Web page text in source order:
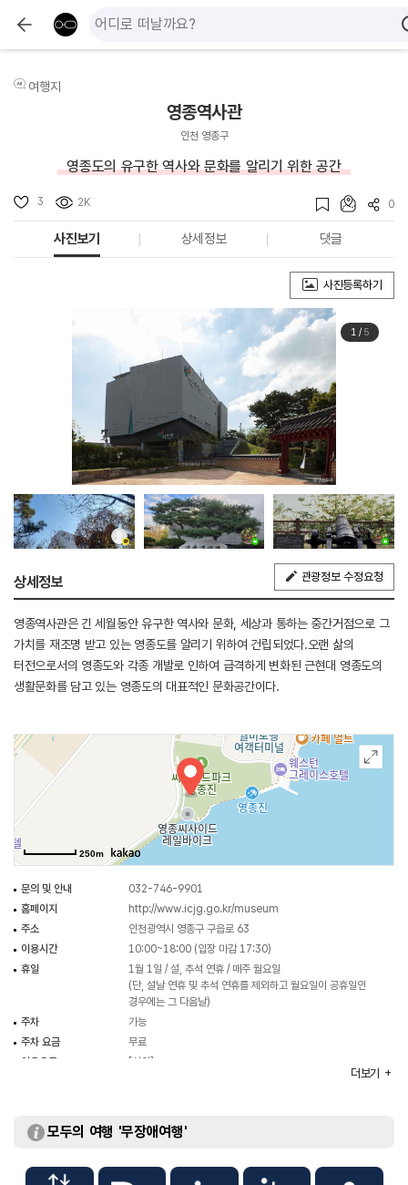
여행지
영종역사관
인천 영종구
영종도의 유구한 역사와 문화를 알리기 위한 공간
3 2K 0
사진보기 상세정보 댓글
사진등록하기
1/ 5
상세정보 관광정보 수정요청
영종역사관은 긴 세월동안 유구한 역사와 문화, 세상과 통하는 중간거점으로 그
가치를 재조명 받고 있는 영종도를 알리기 위하여 건립되었다.오랜 삶의
터전으로서의 영종도와 각종 개발로 인하여 급격하게 변화된 근현대 영종도의
생활문화를 담고 있는 영종도의 대표적인 문화공간이다.
250m
문의 및 안내
032-746-9901
홈페이지
http://www.icjg.go.kr/museum
주소
인천광역시 영종구 구읍로 63
이용시간
10:00~18:00 (입장 마감 17:30)
휴일
1월 1일 / 설, 추석 연휴 / 매주 월요일
(단, 설날 연휴 및 추석 연휴를 제외하고 월요일이 공휴일인
경우에는 그 다음날)
주차
가능
주차 요금
무료
이용요금
[성인]
- 개인 500원
- 개인 700원
더보기
모두의 여행 '무장애여행'